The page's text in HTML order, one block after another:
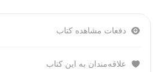
دفعات مشاهده کتاب
علاقه‌مندان به این کتاب